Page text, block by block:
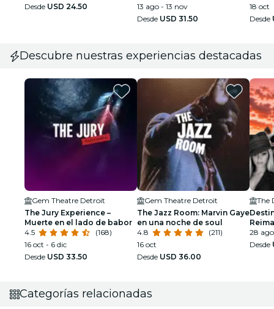
Desde USD 24.50
13 ago - 13 nov
Desde USD 31.50
18 oct
Desde
Descubre nuestras experiencias destacadas
Gem Theatre Detroit
The Jury Experience –
Muerte en el lado de babor
4.5
(168)
16 oct - 6 dic
Desde USD 33.50
Gem Theatre Detroit
The Jazz Room: Marvin Gaye
en una noche de soul
4.8
(211)
16 oct
Desde USD 36.00
The
28 ago
Desde
Categorías relacionadas